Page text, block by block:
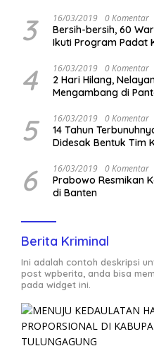
3 16/03/2019 0 Komentar
Bersih-bersih, 60
Ikuti Program Padat
4 16/03/2019 0 Komentar
2 Hari Hilang,
Mengambang di
5 16/03/2019 0 Komentar
14 Tahun
Didesak Bentuk Tim
6 16/03/2019 0 Komentar
Prabowo Resmikan
di Banten
Berita Kriminal
Ini adalah contoh deskripsi
post wpberita, anda bisa
pada widget ini.